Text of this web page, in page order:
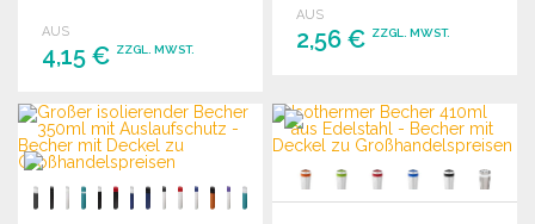
AUS
4,15 € ZZGL. MWST.
BESTELLEN
Angebot anfordern
mikrowellenfest.
AUS
2,56 € ZZGL. MWST.
Angebot anfordern